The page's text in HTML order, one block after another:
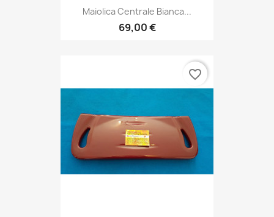
Maiolica Centrale Bianca...
69,00 €
favorite_border